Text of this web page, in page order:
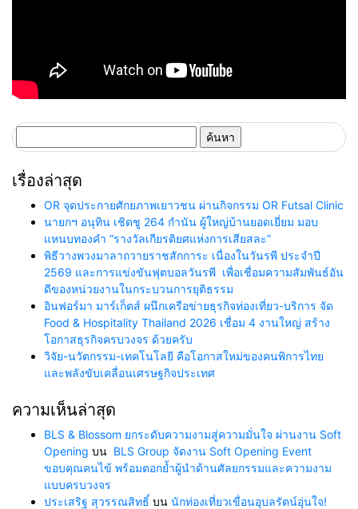
สำหรับ:
เรื่องล่าสุด
OR จุดประกายศักยภาพเยาวชน ผ่านกิจกรรม OR Futsal Clinic
นายกฯ อนุทิน เชิดชู 264 กำนัน ผู้ใหญ่บ้านยอดเยี่ยม มอบ
แหนบทองคำ “รางวัลเกียรติยศแห่งการเสียสละ”
พิธีวางพวงมาลาถวายราชสักการะ เนื่องในวันรพี ประจำปี
2569 และการแข่งขันฟุตบอลวันรพี เพื่อเชื่อมความสัมพันธ์อัน
ดีของหน่วยงานในกระบวนการยุติธรรม
อินฟอร์มา มาร์เก็ตส์ ผนึกเครือข่ายธุรกิจท่องเที่ยว-บริการ จัด
Food & Hospitality Thailand 2026 เชื่อม 4 งานใหญ่ สร้าง
โอกาสธุรกิจครบวงจร ด้วยครับ
วิจัย-นวัตกรรม-เทคโนโลยี คือโอกาสใหม่ของคนพิการไทย
และพลังขับเคลื่อนเศรษฐกิจประเทศ
ความเห็นล่าสุด
BLS & Blossom ยกระดับความงามสู่ความมั่นใจ ผ่านงาน Soft
Opening บน BLS Group จัดงาน Soft Opening Event
ขอบคุณคนไข้ พร้อมตอกย้ำผู้นำด้านศัลยกรรมและความงาม
แบบครบวงจร
ประเสริฐ สุวรรณสิทธิ์ บน นักท่องเที่ยวเขื่อนอุบลรัตน์อุ่นใจ!